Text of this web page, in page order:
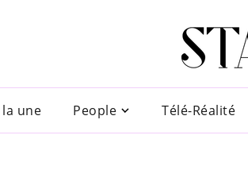
la une People Télé-Réalité